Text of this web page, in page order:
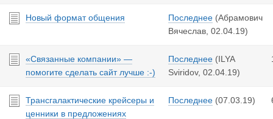
Новый формат общения Последнее (Абрамович
Вячеслав, 02.04.19)
«Связанные компании» —
помогите сделать сайт лучше :-)
Последнее (ILYA
Sviridov, 02.04.19)
Трансгалактические крейсеры и
ценники в предложениях
Последнее (07.03.19)